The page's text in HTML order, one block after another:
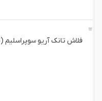
فلاش تانک آریو سوپراسلیم